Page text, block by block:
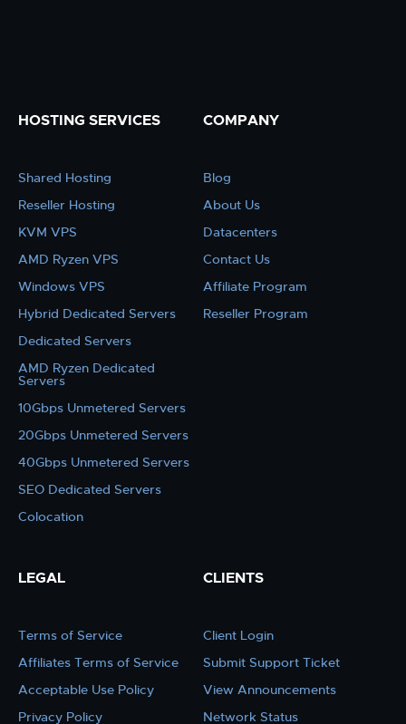
HOSTING SERVICES
Shared Hosting
Reseller Hosting
KVM VPS
AMD Ryzen VPS
Windows VPS
Hybrid Dedicated Servers
Dedicated Servers
AMD Ryzen Dedicated
Servers
10Gbps Unmetered Servers
20Gbps Unmetered Servers
40Gbps Unmetered Servers
SEO Dedicated Servers
Colocation
COMPANY
Blog
About Us
Datacenters
Contact Us
Affiliate Program
Reseller Program
LEGAL
Terms of Service
Affiliates Terms of Service
Acceptable Use Policy
Privacy Policy
CLIENTS
Client Login
Submit Support Ticket
View Announcements
Network Status